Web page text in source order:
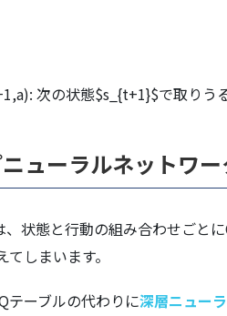
次の状態$s_{t+1}$で取りう
ューラルネットワ
状態と行動の組み合わせごと
しまいます。
テーブルの代わりに深層ニュー